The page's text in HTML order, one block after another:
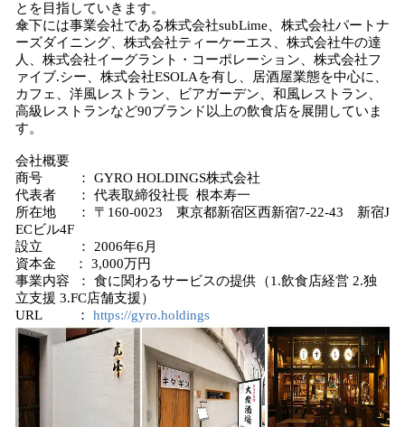
とを目指していきます。
傘下には事業会社である株式会社subLime、株式会社パートナ
ーズダイニング、株式会社ティーケーエス、株式会社牛の達
人、株式会社イーグラント・コーポレーション、株式会社フ
ァイブ.シー、株式会社ESOLAを有し、居酒屋業態を中心に、
カフェ、洋風レストラン、ビアガーデン、和風レストラン、
高級レストランなど90ブランド以上の飲食店を展開していま
す。
会社概要
商号 ： GYRO HOLDINGS株式会社
代表者 ： 代表取締役社長 根本寿一
所在地 ： 〒160-0023 東京都新宿区西新宿7-22-43 新宿J
ECビル4F
設立 ： 2006年6月
資本金 ： 3,000万円
事業内容 ： 食に関わるサービスの提供（1.飲食店経営 2.独
立支援 3.FC店舗支援）
URL ： https://gyro.holdings